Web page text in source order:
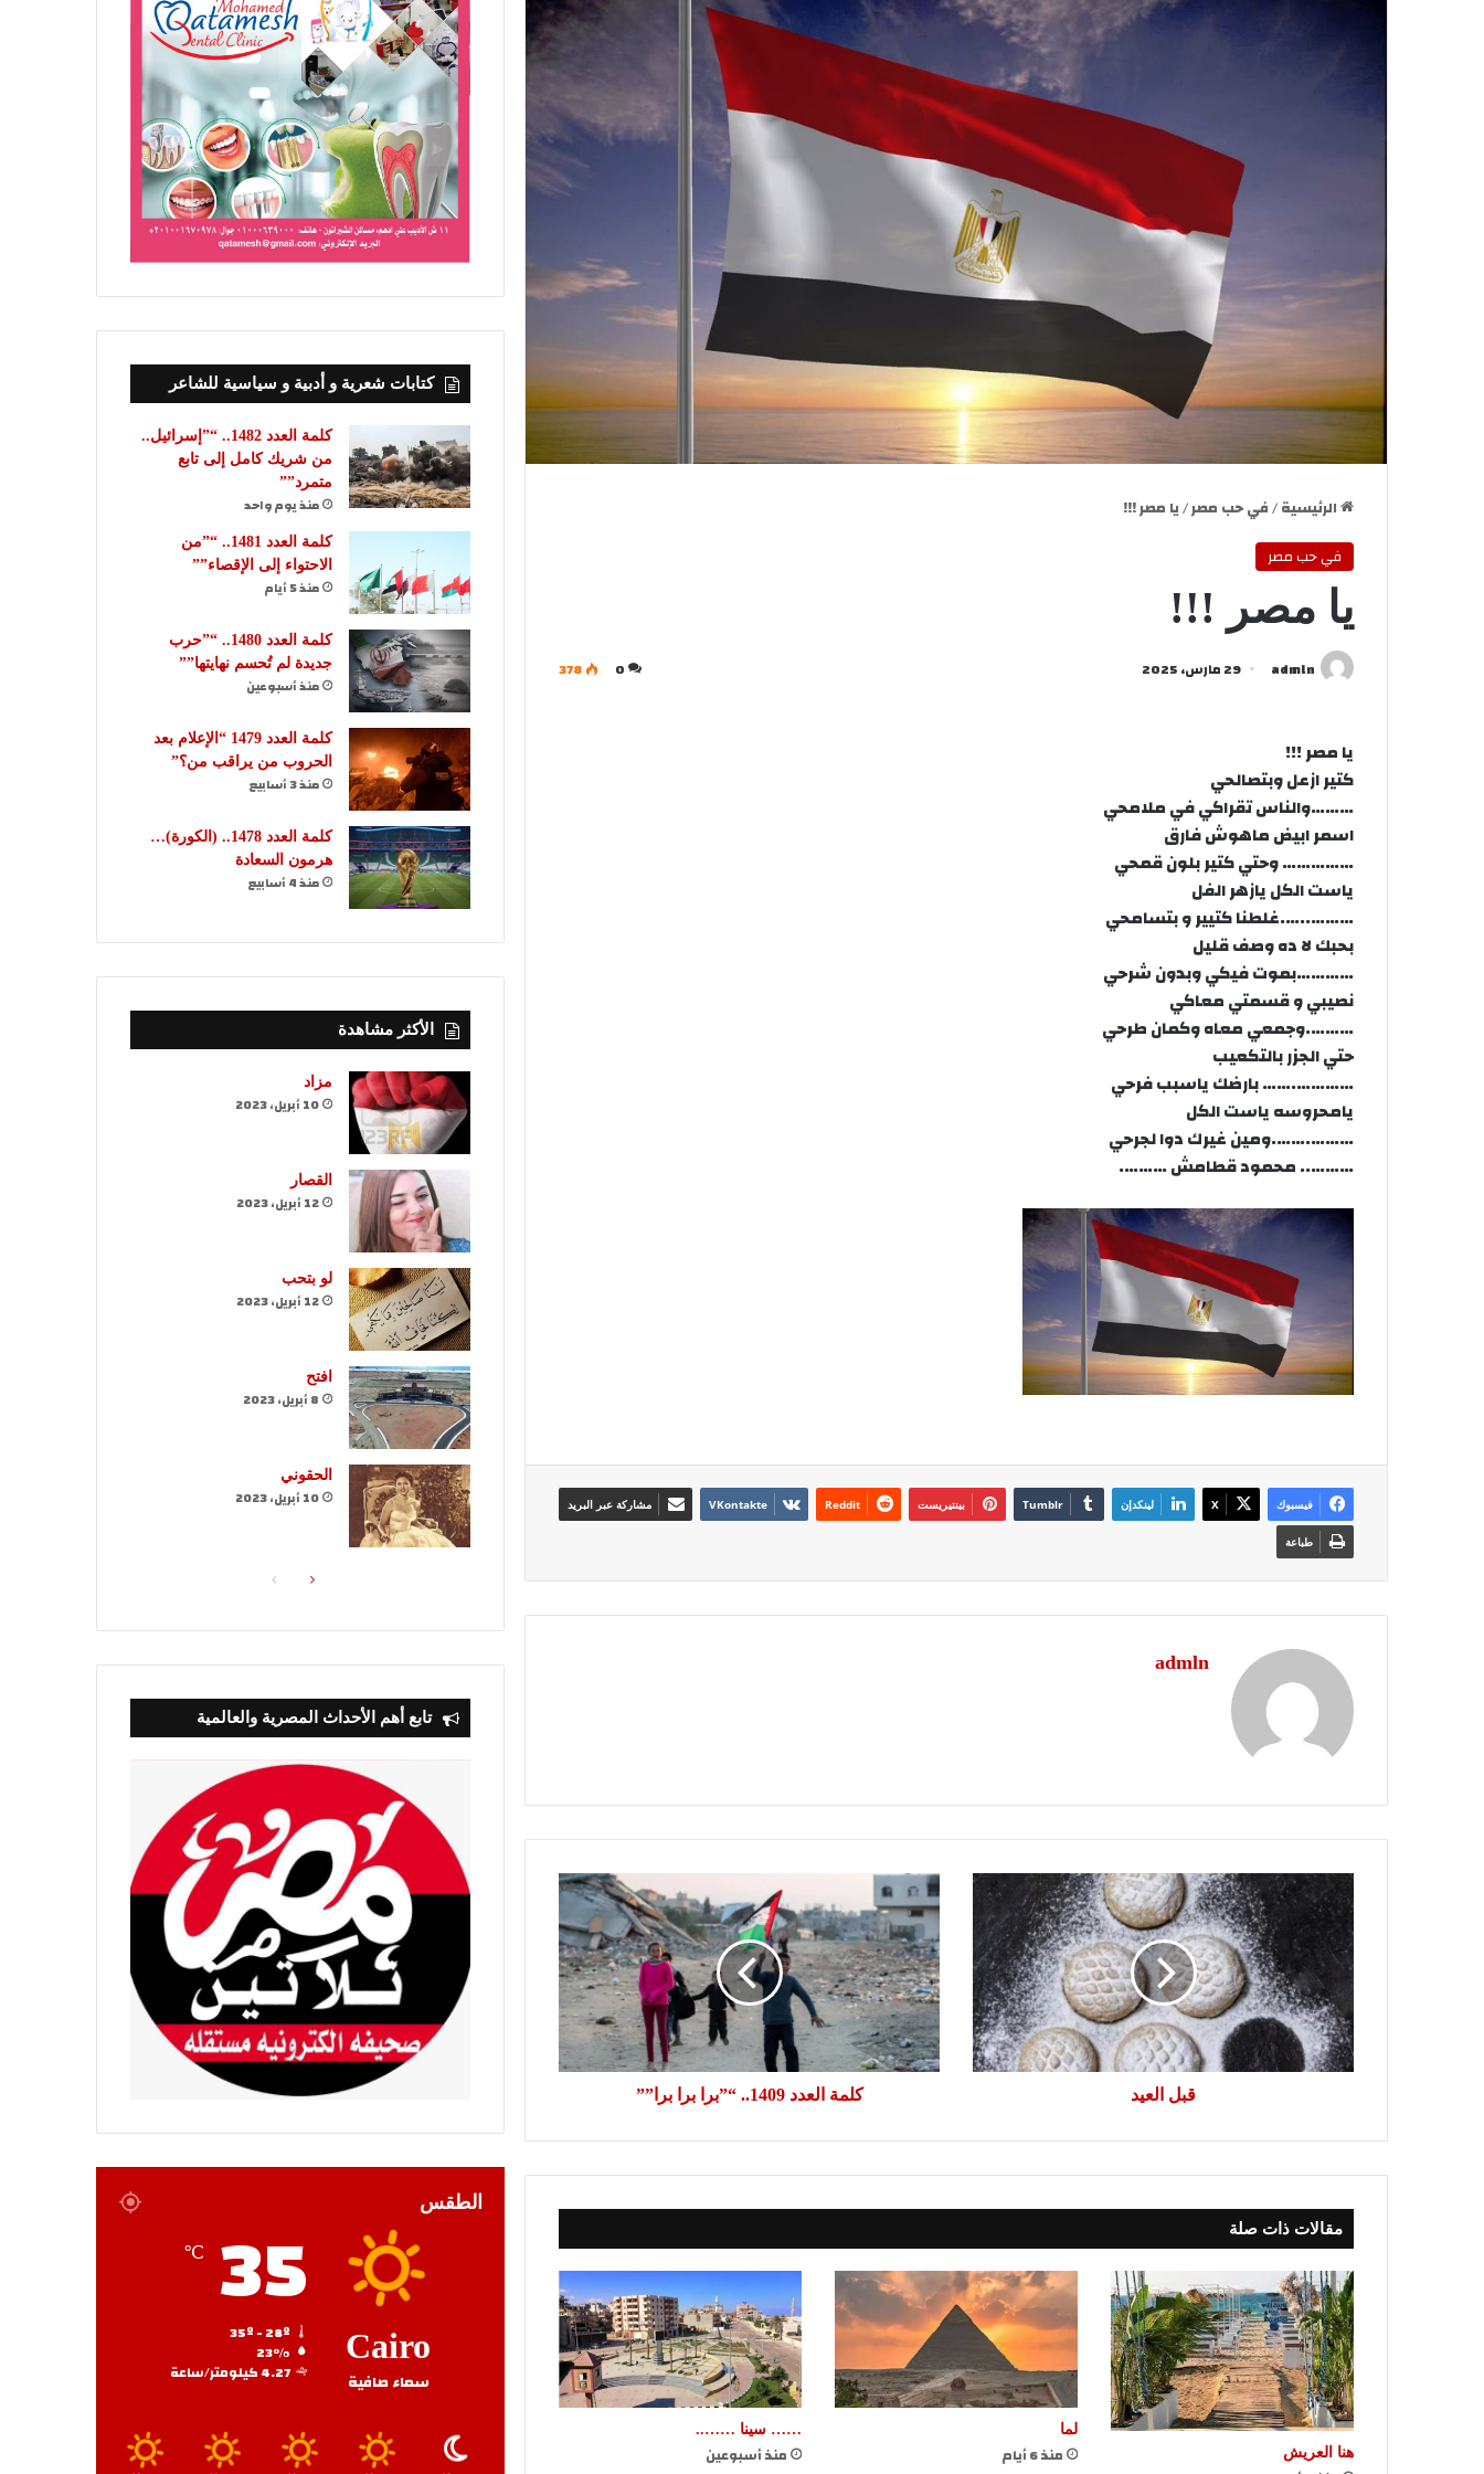
الرئيسية/في حب مصر/يا مصر !!!
في حب مصر
يا مصر !!!
admln 29 مارس، 2025 0
378
يا مصر !!!
كتير ازعل وبتصالحي
………والناس تقراكي في ملامحي
اسمر ابيض ماهوش فارق
…………… وحتي كتير بلون قمحي
ياست الكل يازهر الفل
………..….غلطنا كتيير و بتسامحي
بحبك لا ده وصف قليل
…………بموت فيكي وبدون شرحي
نصيبي و قسمتي معاكي
……….وجمعي معاه وكمان طرحي
حتي الجزر بالتكعيب
………….…… بارضك ياسبب فرحي
يامحروسه ياست الكل
……….…….ومين غيرك دوا لجرحي
……….. محمود قطامش ……….
فيسبوك ‫X لينكدإن بينتيريست مشاركة عبر البريد
طباعة
admln
قبل
العيد
قبل العيد
كلمة
العدد
1409..
“”برا
برا
برا””
كلمة العدد 1409.. “”برا برا برا””
مقالات ذات صلة
هنا العريش
لما
منذ 6 أيام
…… سينا ……..
منذ أسبوعين
كتابات شعرية و أدبية و سياسية للشاعر
كلمة العدد 1482.. “”إسرائيل..
من شريك كامل إلى تابع
متمرد””
منذ يوم واحد
كلمة العدد 1481.. “”من
الاحتواء إلى الإقصاء””
منذ 5 أيام
كلمة العدد 1480.. “”حرب
جديدة لم تُحسم نهايتها””
منذ أسبوعين
كلمة العدد 1479 “الإعلام بعد
الحروب من يراقب من؟”
منذ 3 أسابيع
كلمة العدد 1478.. (الكورة)…
هرمون السعادة
منذ 4 أسابيع
الأكثر مشاهدة
مزاد
10 أبريل، 2023
القصار
12 أبريل، 2023
لو بتحب
12 أبريل، 2023
افتح
8 أبريل، 2023
الحقوني
10 أبريل، 2023
الصفحةالصفحة
تابع أهم الأحداث المصرية والعالمية
الطقس
Cairo
سماء صافية
35
℃
23%
4.27 كيلومتر/ساعة